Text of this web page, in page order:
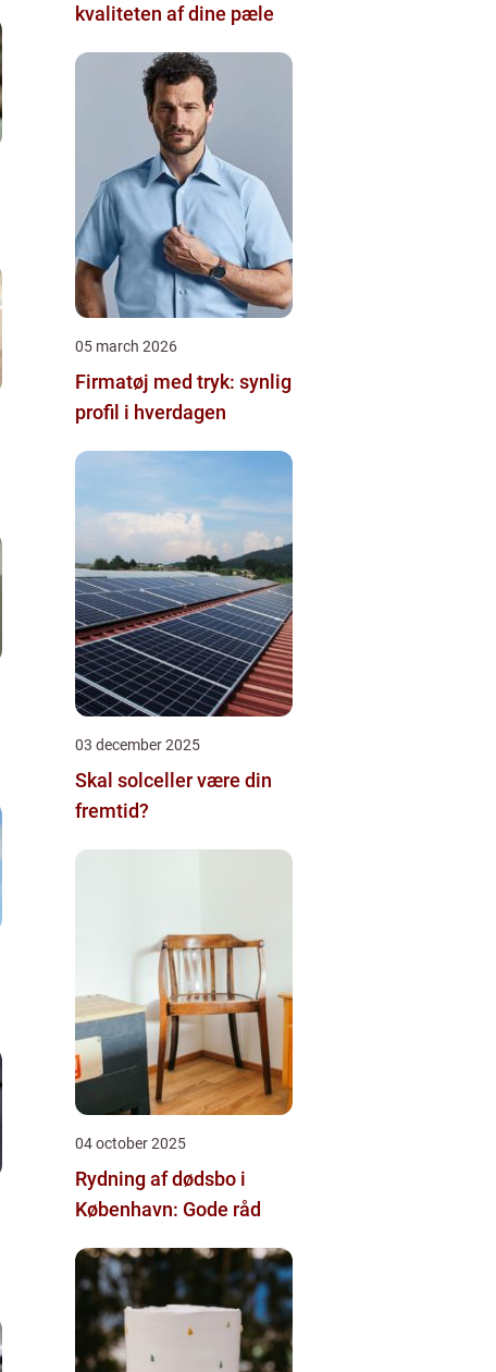
kvaliteten af dine pæle
05 march 2026
Firmatøj med tryk: synlig
profil i hverdagen
03 december 2025
Skal solceller være din
fremtid?
04 october 2025
Rydning af dødsbo i
København: Gode råd